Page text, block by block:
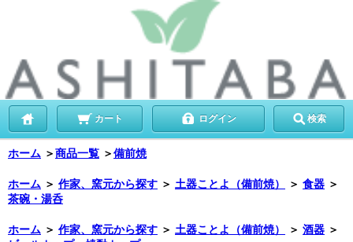
カート ログイン 検索
ホーム ＞商品一覧 ＞備前焼
ホーム ＞ 作家、窯元から探す ＞ 土器ことよ（備前焼） ＞ 食器 ＞
茶碗・湯呑
ホーム ＞ 作家、窯元から探す ＞ 土器ことよ（備前焼） ＞ 酒器 ＞